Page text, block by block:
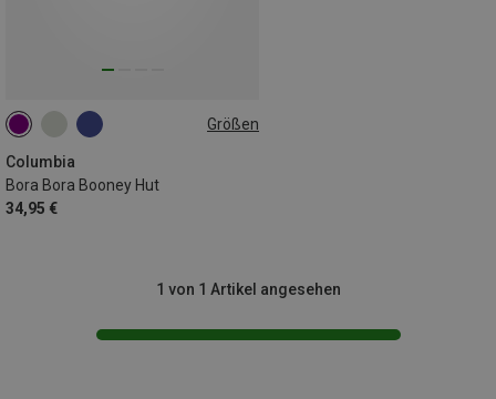
Größen
Columbia
Bora Bora Booney Hut
34,95 €
ONE SIZE
1 von 1 Artikel angesehen